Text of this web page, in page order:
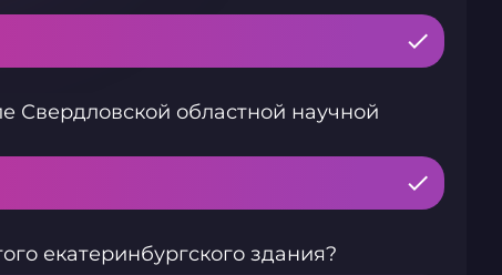
Свердловской областной научной
екатеринбургского здания?